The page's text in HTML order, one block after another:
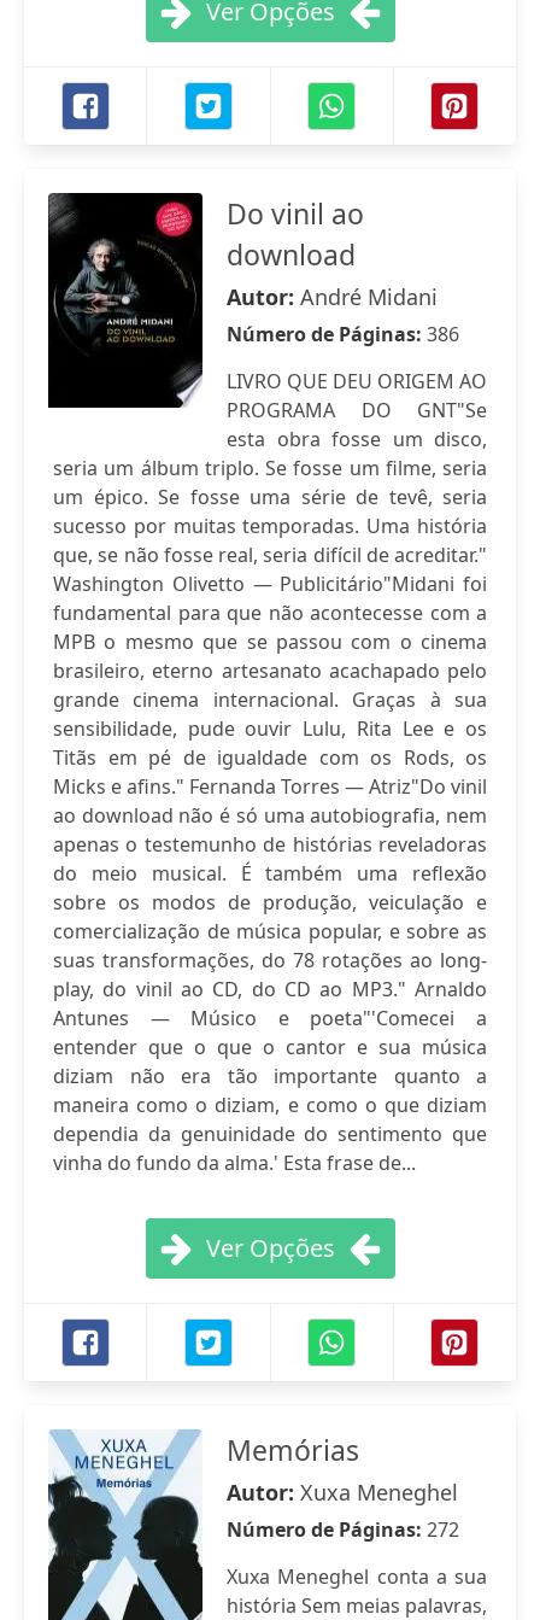
Ver Opções
Do vinil ao
download
Autor: André Midani
Número de Páginas: 386
LIVRO QUE DEU ORIGEM AO
PROGRAMA DO GNT"Se
esta obra fosse um disco,
seria um álbum triplo. Se fosse um filme, seria
um épico. Se fosse uma série de tevê, seria
sucesso por muitas temporadas. Uma história
que, se não fosse real, seria difícil de acreditar."
Washington Olivetto — Publicitário"Midani foi
fundamental para que não acontecesse com a
MPB o mesmo que se passou com o cinema
brasileiro, eterno artesanato acachapado pelo
grande cinema internacional. Graças à sua
sensibilidade, pude ouvir Lulu, Rita Lee e os
Titãs em pé de igualdade com os Rods, os
Micks e afins." Fernanda Torres — Atriz"Do vinil
ao download não é só uma autobiografia, nem
apenas o testemunho de histórias reveladoras
do meio musical. É também uma reflexão
sobre os modos de produção, veiculação e
comercialização de música popular, e sobre as
suas transformações, do 78 rotações ao long-
play, do vinil ao CD, do CD ao MP3." Arnaldo
Antunes — Músico e poeta"'Comecei a
entender que o que o cantor e sua música
diziam não era tão importante quanto a
maneira como o diziam, e como o que diziam
dependia da genuinidade do sentimento que
vinha do fundo da alma.' Esta frase de...
Ver Opções
Memórias
Autor: Xuxa Meneghel
Número de Páginas: 272
Xuxa Meneghel conta a sua
história Sem meias palavras,